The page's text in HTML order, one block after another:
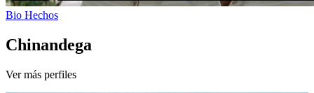
Bio Hechos
Chinandega
Ver más perfiles